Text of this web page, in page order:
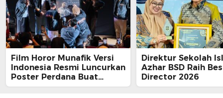
Film Horor Munafik Versi
Indonesia Resmi Luncurkan
Poster Perdana Buat
Kesan Spiritual Religi
Direktur Sekolah
Azhar BSD Raih
Director 2026